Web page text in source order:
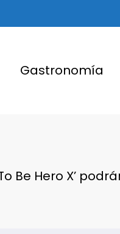
Gastronomía
Be Hero X’